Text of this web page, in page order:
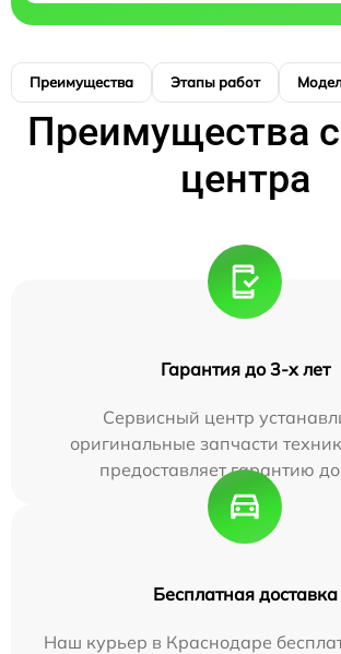
Преимущества Этапы работ
Преимущества
центра
Гарантия до 3-х лет
Сервисный центр
оригинальные запчасти
предоставляет гарантию до
Бесплатная доставка
Наш курьер в Краснодаре